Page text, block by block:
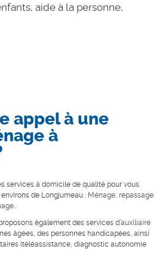
aide à la personne,
appel à une
à
services à domicile de qualité pour vous
de Longjumeau : Ménage, repassage
…
également des services d’auxiliaire
âgées, des personnes handicapées, ainsi
(téléassistance, diagnostic autonomie